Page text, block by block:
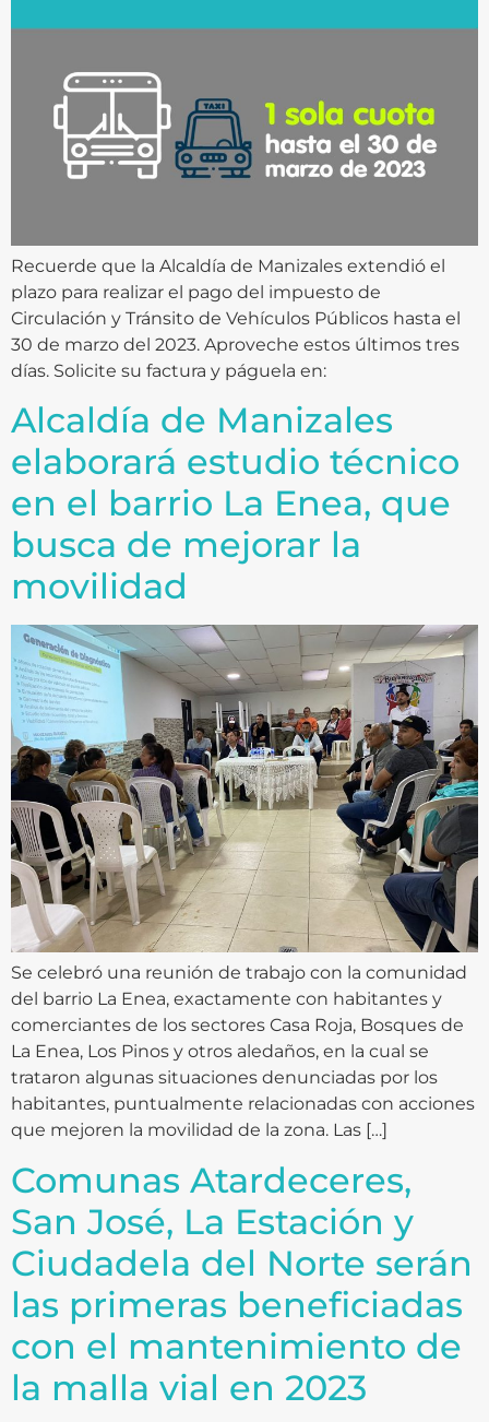
Recuerde que la Alcaldía de Manizales extendió el
plazo para realizar el pago del impuesto de
Circulación y Tránsito de Vehículos Públicos hasta el
30 de marzo del 2023. Aproveche estos últimos tres
días. Solicite su factura y páguela en:
Alcaldía de Manizales
elaborará estudio técnico
en el barrio La Enea, que
busca de mejorar la
movilidad
Se celebró una reunión de trabajo con la comunidad
del barrio La Enea, exactamente con habitantes y
comerciantes de los sectores Casa Roja, Bosques de
La Enea, Los Pinos y otros aledaños, en la cual se
trataron algunas situaciones denunciadas por los
habitantes, puntualmente relacionadas con acciones
que mejoren la movilidad de la zona. Las […]
Comunas Atardeceres,
San José, La Estación y
Ciudadela del Norte serán
las primeras beneficiadas
con el mantenimiento de
la malla vial en 2023